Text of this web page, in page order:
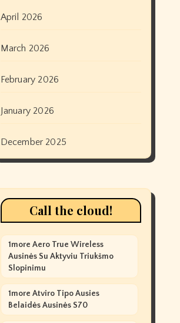
April 2026
March 2026
February 2026
January 2026
December 2025
Call the cloud!
1more Aero True Wireless
Ausinės Su Aktyviu Triukšmo
Slopinimu
1more Atviro Tipo Ausies
Belaidės Ausinės S70